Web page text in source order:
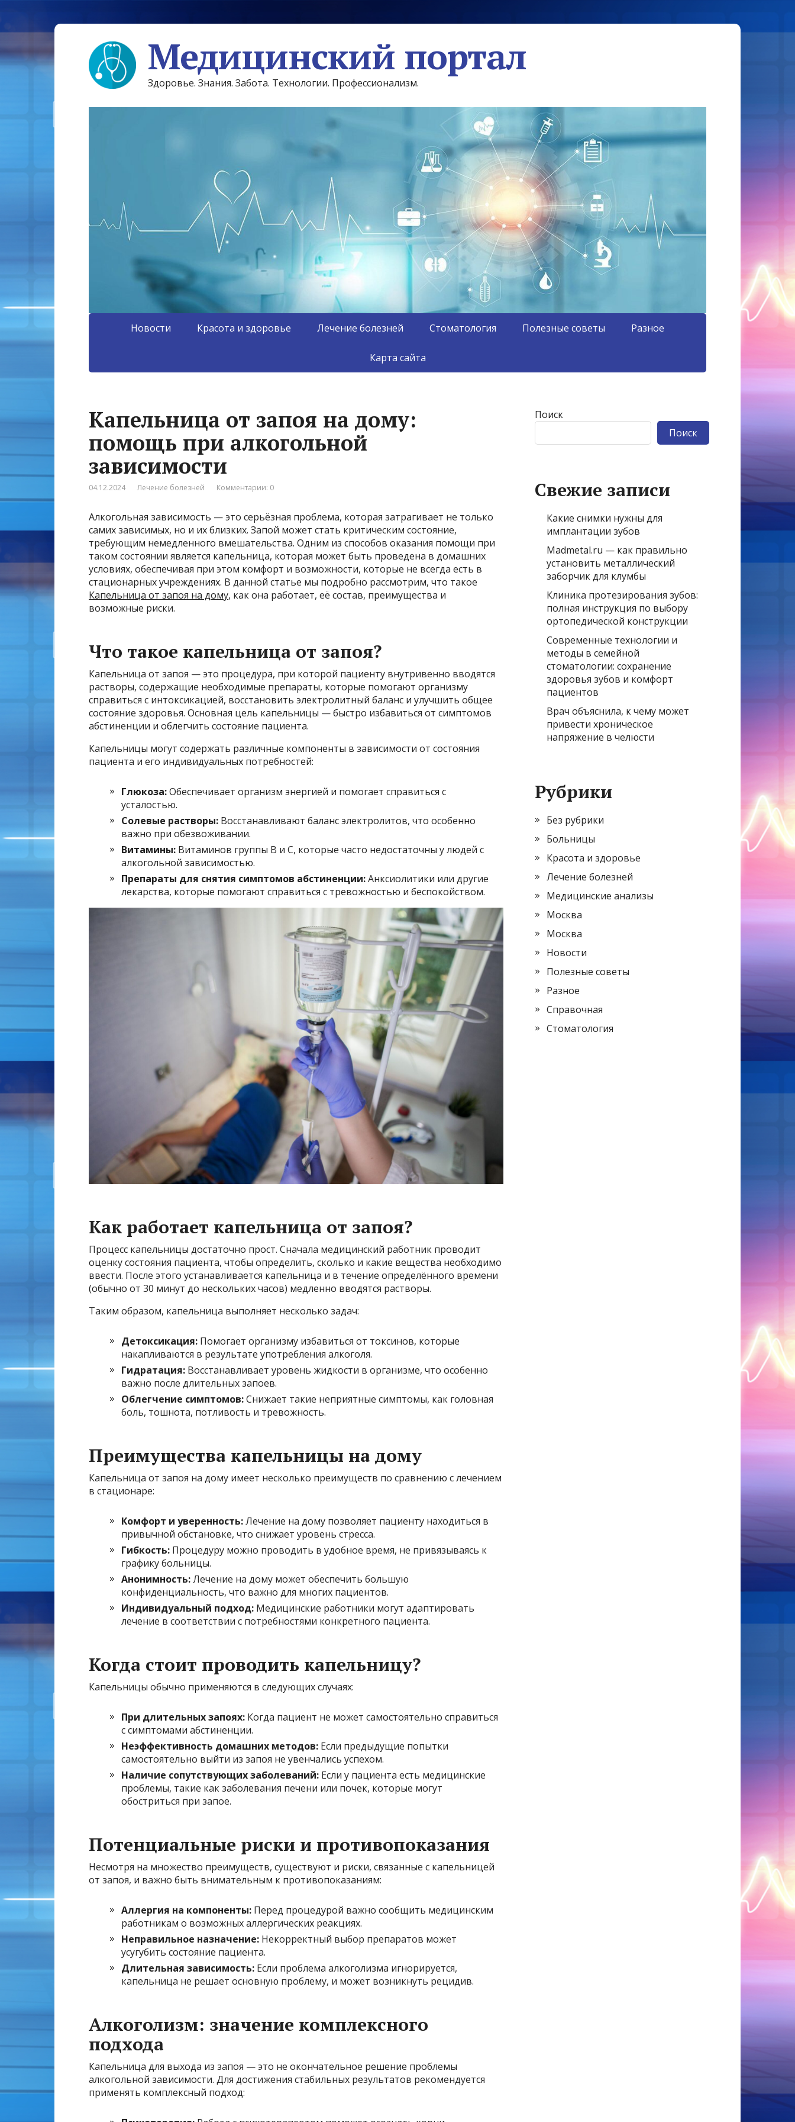
Медицинский портал
Здоровье. Знания. Забота. Технологии. Профессионализм.
Новости Красота и здоровье Лечение болезней Стоматология Полезные советы Разное
Карта сайта
Капельница от запоя на дому:
помощь при алкогольной
зависимости
04.12.2024 Лечение болезней Комментарии: 0
Алкогольная зависимость — это серьёзная проблема, которая затрагивает не только
самих зависимых, но и их близких. Запой может стать критическим состояние,
требующим немедленного вмешательства. Одним из способов оказания помощи при
таком состоянии является капельница, которая может быть проведена в домашних
условиях, обеспечивая при этом комфорт и возможности, которые не всегда есть в
стационарных учреждениях. В данной статье мы подробно рассмотрим, что такое
Капельница от запоя на дому, как она работает, её состав, преимущества и
возможные риски.
Что такое капельница от запоя?
Капельница от запоя — это процедура, при которой пациенту внутривенно вводятся
растворы, содержащие необходимые препараты, которые помогают организму
справиться с интоксикацией, восстановить электролитный баланс и улучшить общее
состояние здоровья. Основная цель капельницы — быстро избавиться от симптомов
абстиненции и облегчить состояние пациента.
Капельницы могут содержать различные компоненты в зависимости от состояния
пациента и его индивидуальных потребностей:
Глюкоза:Обеспечивает организм энергией и помогает справиться с
усталостью.
Солевые растворы: Восстанавливают баланс электролитов, что особенно
важно при обезвоживании.
Витамины: Витаминов группы B и C, которые часто недостаточны у людей с
алкогольной зависимостью.
Препараты для снятия симптомов абстиненции:Анксиолитики или другие
лекарства, которые помогают справиться с тревожностью и беспокойством.
Как работает капельница от запоя?
Процесс капельницы достаточно прост. Сначала медицинский работник проводит
оценку состояния пациента, чтобы определить, сколько и какие вещества необходимо
ввести. После этого устанавливается капельница и в течение определённого времени
(обычно от 30 минут до нескольких часов) медленно вводятся растворы.
Таким образом, капельница выполняет несколько задач:
Детоксикация: Помогает организму избавиться от токсинов, которые
накапливаются в результате употребления алкоголя.
Гидратация: Восстанавливает уровень жидкости в организме, что особенно
важно после длительных запоев.
Облегчение симптомов:Снижает такие неприятные симптомы, как головная
боль, тошнота, потливость и тревожность.
Преимущества капельницы на дому
Капельница от запоя на дому имеет несколько преимуществ по сравнению с лечением
в стационаре:
Комфорт и уверенность:Лечение на дому позволяет пациенту находиться в
привычной обстановке, что снижает уровень стресса.
Гибкость: Процедуру можно проводить в удобное время, не привязываясь к
графику больницы.
Анонимность:Лечение на дому может обеспечить большую
конфиденциальность, что важно для многих пациентов.
Индивидуальный подход: Медицинские работники могут адаптировать
лечение в соответствии с потребностями конкретного пациента.
Когда стоит проводить капельницу?
Капельницы обычно применяются в следующих случаях:
При длительных запоях: Когда пациент не может самостоятельно справиться
с симптомами абстиненции.
Неэффективность домашних методов: Если предыдущие попытки
самостоятельно выйти из запоя не увенчались успехом.
Наличие сопутствующих заболеваний: Если у пациента есть медицинские
проблемы, такие как заболевания печени или почек, которые могут
обостриться при запое.
Потенциальные риски и противопоказания
Несмотря на множество преимуществ, существуют и риски, связанные с капельницей
от запоя, и важно быть внимательным к противопоказаниям:
Аллергия на компоненты: Перед процедурой важно сообщить медицинским
работникам о возможных аллергических реакциях.
Неправильное назначение: Некорректный выбор препаратов может
усугубить состояние пациента.
Длительная зависимость: Если проблема алкоголизма игнорируется,
капельница не решает основную проблему, и может возникнуть рецидив.
Алкоголизм: значение комплексного
подхода
Капельница для выхода из запоя — это не окончательное решение проблемы
алкогольной зависимости. Для достижения стабильных результатов рекомендуется
применять комплексный подход:
Поиск
Поиск
Свежие записи
Какие снимки нужны для
имплантации зубов
Madmetal.ru — как правильно
установить металлический
заборчик для клумбы
Клиника протезирования зубов:
полная инструкция по выбору
ортопедической конструкции
Современные технологии и
методы в семейной
стоматологии: сохранение
здоровья зубов и комфорт
пациентов
Врач объяснила, к чему может
привести хроническое
напряжение в челюсти
Рубрики
Без рубрики
Больницы
Красота и здоровье
Лечение болезней
Медицинские анализы
Москва
Москва
Новости
Полезные советы
Разное
Справочная
Стоматология